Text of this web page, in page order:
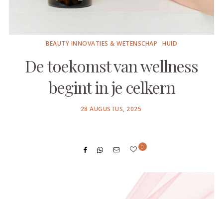
BEAUTY INNOVATIES & WETENSCHAP HUID
De toekomst van wellness
begint in je celkern
POSTED
28 AUGUSTUS, 2025
0